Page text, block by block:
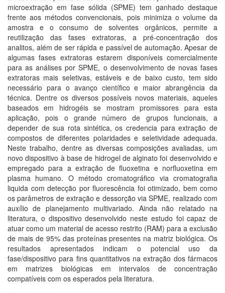
microextração em fase sólida (SPME) tem ganhado destaque
frente aos métodos convencionais, pois minimiza o volume da
amostra e o consumo de solventes orgânicos, permite a
reutilização das fases extratoras, a pré-concentração dos
analitos, além de ser rápida e passível de automação. Apesar de
algumas fases extratoras estarem disponíveis comercialmente
para as análises por SPME, o desenvolvimento de novas fases
extratoras mais seletivas, estáveis e de baixo custo, tem sido
necessário para o avanço científico e maior abrangência da
técnica. Dentre os diversos possíveis novos materiais, aqueles
baseados em hidrogéis se mostram promissores para esta
aplicação, pois o grande número de grupos funcionais, a
depender de sua rota sintética, os credencia para extração de
compostos de diferentes polaridades e seletividade adequada.
Neste trabalho, dentre as diversas composições avaliadas, um
novo dispositivo à base de hidrogel de alginato foi desenvolvido e
empregado para a extração de fluoxetina e norfluoxetina em
plasma humano. O método cromatográfico via cromatografia
liquida com detecção por fluorescência foi otimizado, bem como
os parâmetros de extração e dessorção via SPME, realizado com
auxílio de planejamento multivariado. Ainda não relatado na
literatura, o dispositivo desenvolvido neste estudo foi capaz de
atuar como um material de acesso restrito (RAM) para a exclusão
de mais de 95% das proteínas presentes na matriz biológica. Os
resultados apresentados indicam o potencial uso da
fase/dispositivo para fins quantitativos na extração dos fármacos
em matrizes biológicas em intervalos de concentração
compatíveis com os esperados pela literatura.